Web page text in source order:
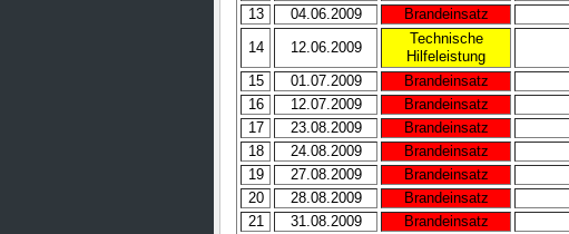
13 04.06.2009 Brandeinsatz
14 12.06.2009
Technische
Hilfeleistung
15 01.07.2009 Brandeinsatz
16 12.07.2009 Brandeinsatz
17 23.08.2009 Brandeinsatz
18 24.08.2009 Brandeinsatz
19 27.08.2009 Brandeinsatz
20 28.08.2009 Brandeinsatz
21 31.08.2009 Brandeinsatz